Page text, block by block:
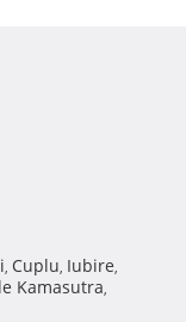
, Cuplu, Iubire,
Kamasutra,